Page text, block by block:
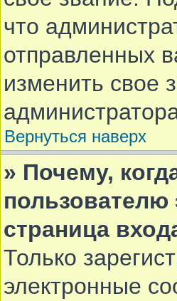
что
отправленных
изменить свое
Вернуться наверх
» Почему,
пользователю
страница
Только
электронные